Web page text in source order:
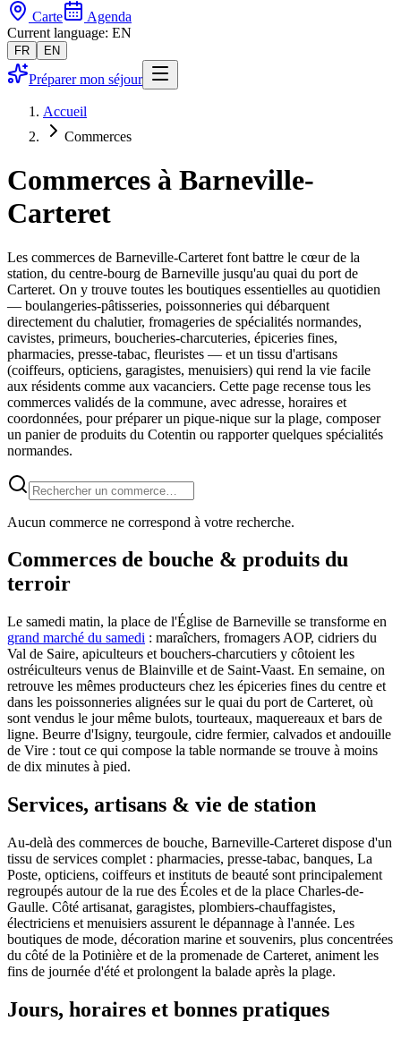
Carte
Agenda
Current language: EN
FR EN
Préparer mon séjour
Accueil
Commerces
Commerces à Barneville-
Carteret
Les commerces de Barneville-Carteret font battre le cœur de la
station, du centre-bourg de Barneville jusqu'au quai du port de
Carteret. On y trouve toutes les boutiques essentielles au quotidien
— boulangeries-pâtisseries, poissonneries qui débarquent
directement du chalutier, fromageries de spécialités normandes,
cavistes, primeurs, boucheries-charcuteries, épiceries fines,
pharmacies, presse-tabac, fleuristes — et un tissu d'artisans
(coiffeurs, opticiens, garagistes, menuisiers) qui rend la vie facile
aux résidents comme aux vacanciers. Cette page recense tous les
commerces validés de la commune, avec adresse, horaires et
coordonnées, pour préparer un pique-nique sur la plage, composer
un panier de produits du Cotentin ou rapporter quelques spécialités
normandes.
Aucun commerce ne correspond à votre recherche.
Commerces de bouche & produits du
terroir
Le samedi matin, la place de l'Église de Barneville se transforme en
grand marché du samedi : maraîchers, fromagers AOP, cidriers du
Val de Saire, apiculteurs et bouchers-charcutiers y côtoient les
ostréiculteurs venus de Blainville et de Saint-Vaast. En semaine, on
retrouve les mêmes producteurs chez les épiceries fines du centre et
dans les poissonneries alignées sur le quai du port de Carteret, où
sont vendus le jour même bulots, tourteaux, maquereaux et bars de
ligne. Beurre d'Isigny, teurgoule, cidre fermier, calvados et andouille
de Vire : tout ce qui compose la table normande se trouve à moins
de dix minutes à pied.
Services, artisans & vie de station
Au-delà des commerces de bouche, Barneville-Carteret dispose d'un
tissu de services complet : pharmacies, presse-tabac, banques, La
Poste, opticiens, coiffeurs et instituts de beauté sont principalement
regroupés autour de la rue des Écoles et de la place Charles-de-
Gaulle. Côté artisanat, garagistes, plombiers-chauffagistes,
électriciens et menuisiers assurent le dépannage à l'année. Les
boutiques de mode, décoration marine et souvenirs, plus concentrées
du côté de la Potinière et de la promenade de Carteret, animent les
fins de journée d'été et prolongent la balade après la plage.
Jours, horaires et bonnes pratiques